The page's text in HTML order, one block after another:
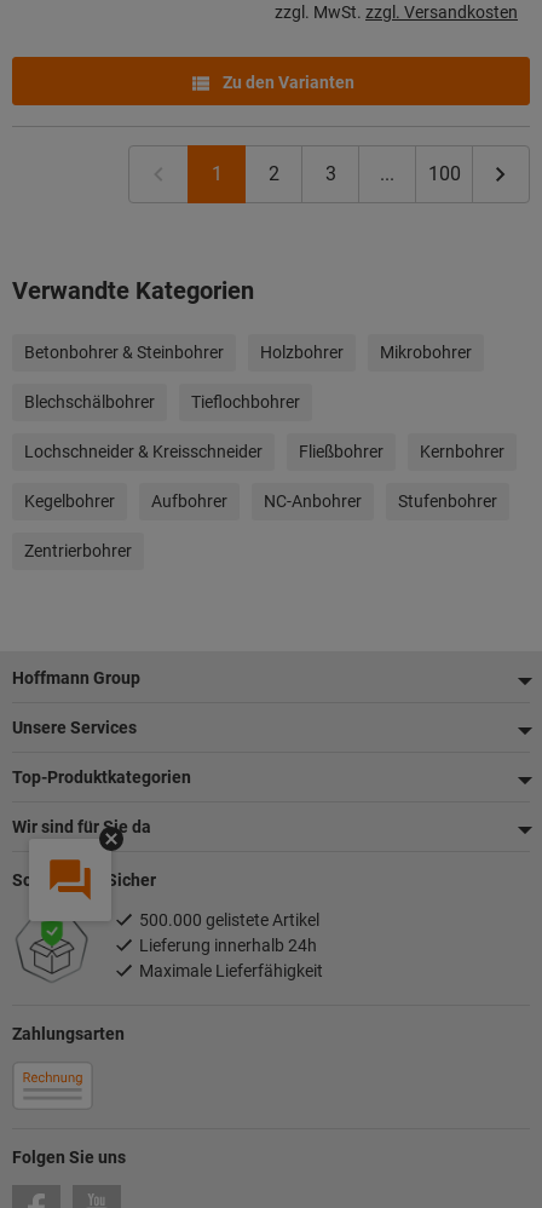
zzgl. MwSt. zzgl. Versandkosten
Zu den Varianten
1 2 3 ... 100
Verwandte Kategorien
Betonbohrer & Steinbohrer Holzbohrer Mikrobohrer
Blechschälbohrer Tieflochbohrer
Lochschneider & Kreisschneider Fließbohrer Kernbohrer
Kegelbohrer Aufbohrer NC-Anbohrer Stufenbohrer
Zentrierbohrer
Fußzeile
Hoffmann Group
Unsere Services
Top-Produktkategorien
Wir sind für Sie da
Folgen Sie uns
Zahlungsarten
Schnell und Sicher
500.000 gelistete Artikel
Lieferung innerhalb 24h
Maximale Lieferfähigkeit